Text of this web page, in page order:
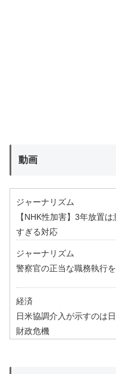
動画
ジャーナリズム
【NHK性加害】3年放置
すぎる対応
ジャーナリズム
警察官の正当な職務執行
経済
日米協調介入が示すのは
財政危機